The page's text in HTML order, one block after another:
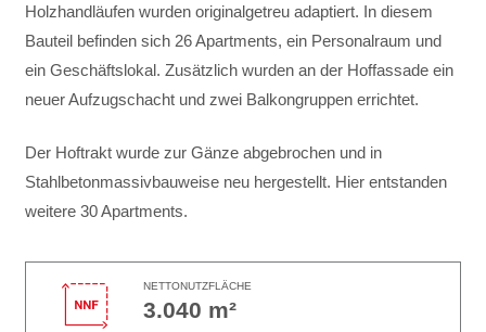
Holzhandläufen wurden originalgetreu adaptiert. In diesem
Bauteil befinden sich 26 Apartments, ein Personalraum und
ein Geschäftslokal. Zusätzlich wurden an der Hoffassade ein
neuer Aufzugschacht und zwei Balkongruppen errichtet.
Der Hoftrakt wurde zur Gänze abgebrochen und in
Stahlbetonmassivbauweise neu hergestellt. Hier entstanden
weitere 30 Apartments.
NETTONUTZFLÄCHE
3.040 m²